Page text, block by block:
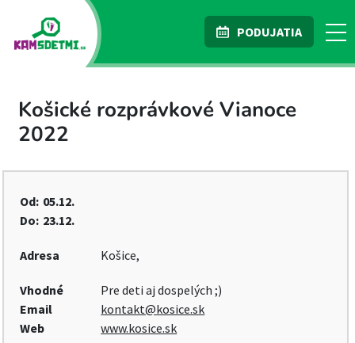
PODUJATIA
Košické rozprávkové Vianoce
2022
Od: 05.12.
Do: 23.12.
Adresa Košice,
Vhodné
Pre deti aj dospelých ;)
Email
kontakt@kosice.sk
Web
www.kosice.sk